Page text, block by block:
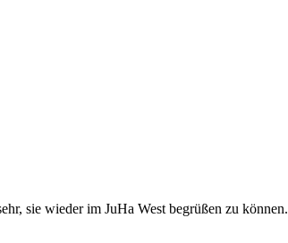
sie wieder im JuHa West begrüßen zu können.